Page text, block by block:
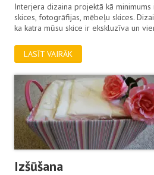
Interjera dizaina projektā kā
skices, fotogrāfijas, mēbeļu skices.
ka katra mūsu skice ir ekskluzīva un
LASĪT VAIRĀK
Izšūšana